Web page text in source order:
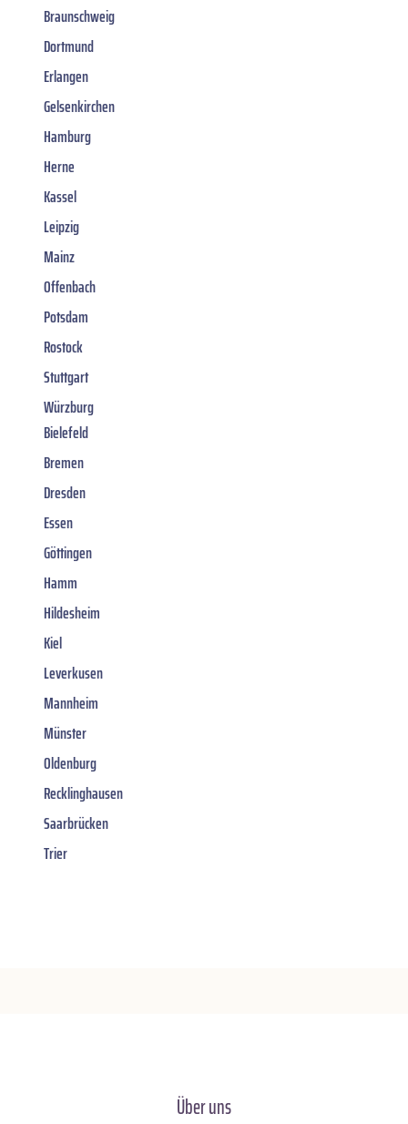
Braunschweig
Dortmund
Erlangen
Gelsenkirchen
Hamburg
Herne
Kassel
Leipzig
Mainz
Offenbach
Potsdam
Rostock
Stuttgart
Würzburg
Bielefeld
Bremen
Dresden
Essen
Göttingen
Hamm
Hildesheim
Kiel
Leverkusen
Mannheim
Münster
Oldenburg
Recklinghausen
Saarbrücken
Trier
Über uns